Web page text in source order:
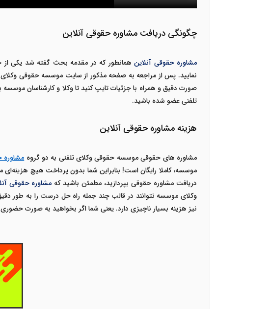
چگونگی دریافت مشاوره حقوقی آنلاین
مشاوره حقوقی آنلاین همانطور که در مقدمه بحث گفته شد یکی
نمایید. پس از مراجعه به صفحه مذکور از سایت موسسه حقوقی وکلای
صورت دقیق و همراه با جزئیات تایپ کنید تا وکلا و کارشناسان
تلفنی عضو شده باشید.
هزینه مشاوره حقوقی آنلاین
مشاوره های حقوقی موسسه حقوقی وکلای تلفنی به دو گروهمشاوره
موسسه، کاملا رایگان است! بنابراین شما بدون پرداخت هیچ
دریافت مشاوره حقوقی بپردازید، مطمئن باشید که مشاوره حقوقی
وکلای موسسه نتوانند در قالب چند جمله راه حل درست را به طور
نیز هزینه بسیار ناچیزی دارد. یعنی شما اگر بخواهید به صورت